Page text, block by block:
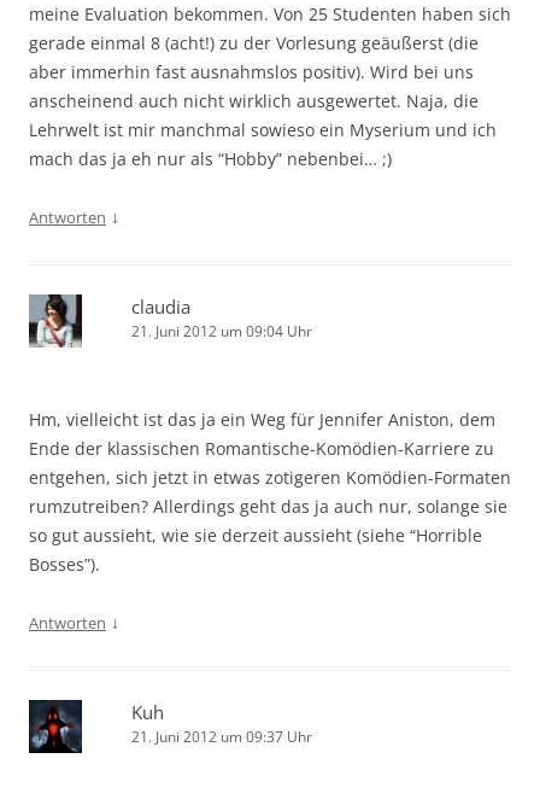
meine Evaluation bekommen. Von 25 Studenten haben sich
gerade einmal 8 (acht!) zu der Vorlesung geäußerst (die
aber immerhin fast ausnahmslos positiv). Wird bei uns
anscheinend auch nicht wirklich ausgewertet. Naja, die
Lehrwelt ist mir manchmal sowieso ein Myserium und ich
mach das ja eh nur als “Hobby” nebenbei… ;)
Antworten ↓
claudia
21. Juni 2012 um 09:04 Uhr
Hm, vielleicht ist das ja ein Weg für Jennifer Aniston, dem
Ende der klassischen Romantische-Komödien-Karriere zu
entgehen, sich jetzt in etwas zotigeren Komödien-Formaten
rumzutreiben? Allerdings geht das ja auch nur, solange sie
so gut aussieht, wie sie derzeit aussieht (siehe “Horrible
Bosses”).
Antworten ↓
Kuh
21. Juni 2012 um 09:37 Uhr